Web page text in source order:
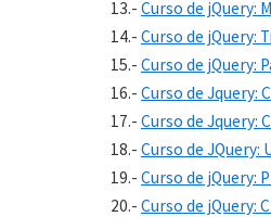
13.- Curso de jQuery:
14.- Curso de jQuery:
15.- Curso de jQuery:
16.- Curso de Jquery:
17.- Curso de Jquery:
18.- Curso de JQuery:
19.- Curso de jQuery:
20.- Curso de jQuery: